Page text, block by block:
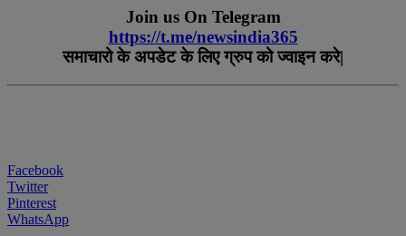
Join us On Telegram
https://t.me/newsindia365
समाचारोकेअपडेटकेलिएग्रुपकोज्वाइनकरे|
Facebook
Twitter
Pinterest
WhatsApp